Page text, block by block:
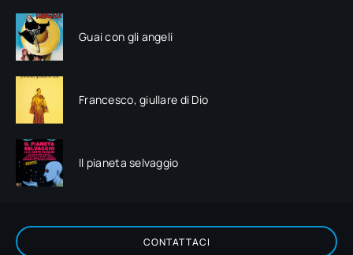
Guai con gli angeli
Francesco, giullare di Dio
Il pianeta selvaggio
CONTATTACI